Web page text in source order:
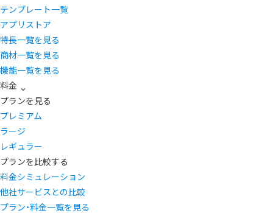
テンプレート一覧
アプリストア
特長一覧を見る
商材一覧を見る
機能一覧を見る
料金
プランを見る
プレミアム
ラージ
レギュラー
プランを比較する
料金シミュレーション
他社サービスとの比較
プラン・料金一覧を見る